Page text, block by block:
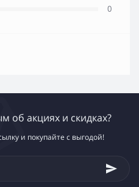
0
об акциях и скидках?
и покупайте с выгодой!